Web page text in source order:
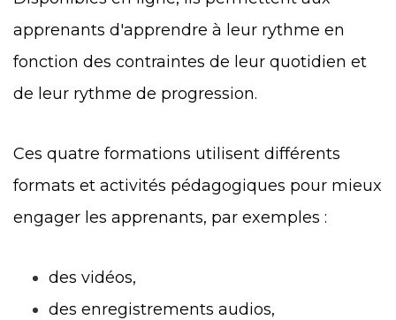
apprenants d'apprendre à leur rythme en
fonction des contraintes de leur quotidien et
de leur rythme de progression.
Ces quatre formations utilisent différents
formats et activités pédagogiques pour mieux
engager les apprenants, par exemples :
des vidéos,
des enregistrements audios,